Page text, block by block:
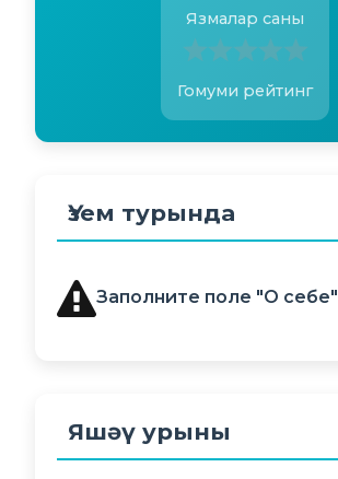
Язмалар саны
Гомуми рейтинг
Үзем турында
Заполните поле "О себе"
Яшәү урыны